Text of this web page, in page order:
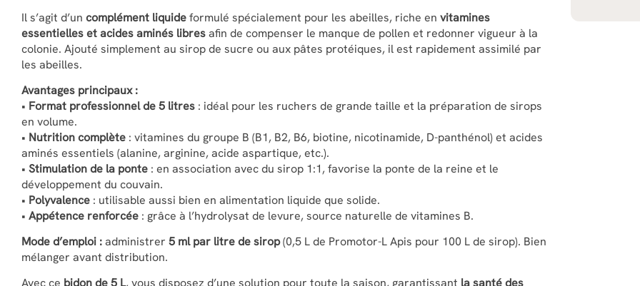
Il s’agit d’un complément liquideformulé spécialement pour les abeilles, riche en vitamines
essentielles et acides aminés libresafin de compenser le manque de pollen et redonner vigueur à la
colonie. Ajouté simplement au sirop de sucre ou aux pâtes protéiques, il est rapidement assimilé par
les abeilles.
Avantages principaux :
• Format professionnel de 5 litres : idéal pour les ruchers de grande taille et la préparation de sirops
en volume.
• Nutrition complète : vitamines du groupe B (B1, B2, B6, biotine, nicotinamide, D-panthénol) et acides
aminés essentiels (alanine, arginine, acide aspartique, etc.).
• Stimulation de la ponte : en association avec du sirop 1:1, favorise la ponte de la reine et le
développement du couvain.
• Polyvalence : utilisable aussi bien en alimentation liquide que solide.
• Appétence renforcée : grâce à l’hydrolysat de levure, source naturelle de vitamines B.
Mode d’emploi :administrer 5 ml par litre de sirop(0,5 L de Promotor-L Apis pour 100 L de sirop). Bien
mélanger avant distribution.
Avec ce bidon de 5 L, vous disposez d’une solution pour toute la saison, garantissant la santé des